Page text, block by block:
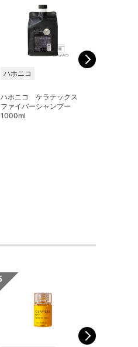
ハホニコ
ハホニコ ケラテックス
ファイバーシャンプー
1000ml